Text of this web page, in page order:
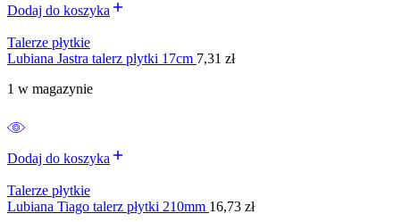
Dodaj do koszyka
Talerze płytkie
Lubiana Jastra talerz plytki 17cm 7,31 zł
1 w magazynie
Dodaj do koszyka
Talerze płytkie
Lubiana Tiago talerz płytki 210mm 16,73 zł